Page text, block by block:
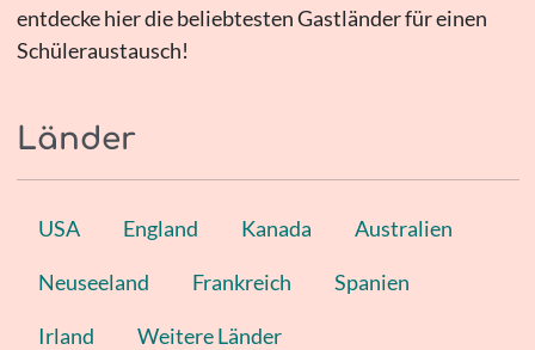
entdecke hier die beliebtesten Gastländer für einen
Schüleraustausch!
Länder
USA England Kanada Australien
Neuseeland Frankreich Spanien
Irland Weitere Länder